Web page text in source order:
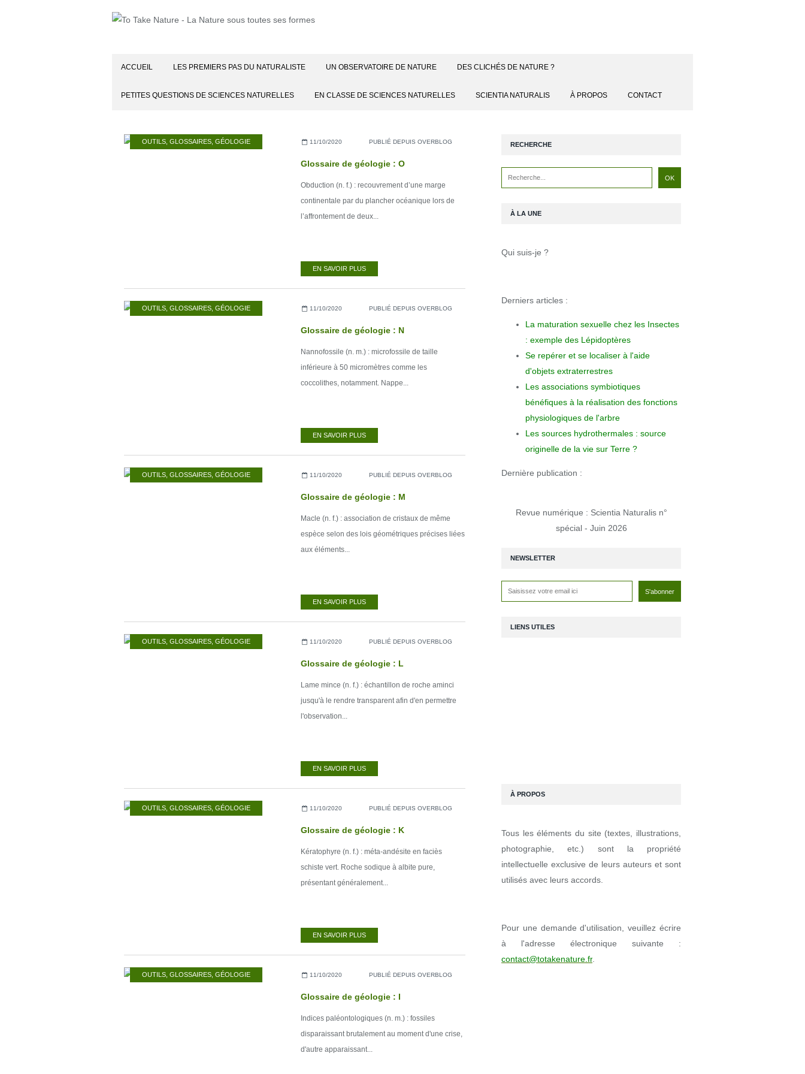
ACCUEIL LES PREMIERS PAS DU NATURALISTE UN OBSERVATOIRE DE NATURE DES CLICHÉS DE NATURE ?
PETITES QUESTIONS DE SCIENCES NATURELLES EN CLASSE DE SCIENCES NATURELLES SCIENTIA NATURALIS À PROPOS CONTACT
OUTILS GLOSSAIRES GÉOLOGIE 11/10/2020 PUBLIÉ DEPUIS OVERBLOG
Glossaire de géologie : O
Obduction (n. f.) : recouvrement d’une marge
continentale par du plancher océanique lors de
l’affrontement de deux...
EN SAVOIR PLUS
OUTILS GLOSSAIRES GÉOLOGIE 11/10/2020 PUBLIÉ DEPUIS OVERBLOG
Glossaire de géologie : N
Nannofossile (n. m.) : microfossile de taille
inférieure à 50 micromètres comme les
coccolithes, notamment. Nappe...
EN SAVOIR PLUS
OUTILS GLOSSAIRES GÉOLOGIE 11/10/2020 PUBLIÉ DEPUIS OVERBLOG
Glossaire de géologie : M
Macle (n. f.) : association de cristaux de même
espèce selon des lois géométriques précises liées
aux éléments...
EN SAVOIR PLUS
OUTILS GLOSSAIRES GÉOLOGIE 11/10/2020 PUBLIÉ DEPUIS OVERBLOG
Glossaire de géologie : L
Lame mince (n. f.) : échantillon de roche aminci
jusqu'à le rendre transparent afin d'en permettre
l'observation...
EN SAVOIR PLUS
OUTILS GLOSSAIRES GÉOLOGIE 11/10/2020 PUBLIÉ DEPUIS OVERBLOG
Glossaire de géologie : K
Kératophyre (n. f.) : méta-andésite en faciès
schiste vert. Roche sodique à albite pure,
présentant généralement...
EN SAVOIR PLUS
OUTILS GLOSSAIRES GÉOLOGIE 11/10/2020 PUBLIÉ DEPUIS OVERBLOG
Glossaire de géologie : I
Indices paléontologiques (n. m.) : fossiles
disparaissant brutalement au moment d'une crise,
d'autre apparaissant...
NEWSLETTER
RECHERCHE
À LA UNE
Qui suis-je ?
Derniers articles :
La maturation sexuelle chez les Insectes
: exemple des Lépidoptères
Se repérer et se localiser à l'aide
d'objets extraterrestres
Les associations symbiotiques
bénéfiques à la réalisation des fonctions
physiologiques de l'arbre
Les sources hydrothermales : source
originelle de la vie sur Terre ?
Dernière publication :
Revue numérique : Scientia Naturalis n°
spécial - Juin 2026
LIENS UTILES
À PROPOS
Tous les éléments du site (textes, illustrations,
photographie, etc.) sont la propriété
intellectuelle exclusive de leurs auteurs et sont
utilisés avec leurs accords.
Pour une demande d'utilisation, veuillez écrire
à l'adresse électronique suivante :
contact@totakenature.fr